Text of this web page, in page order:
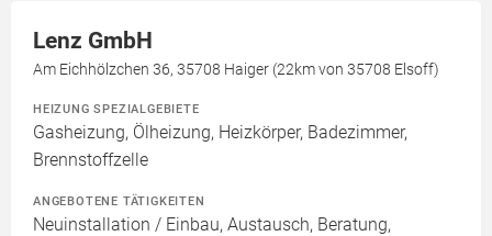
Lenz GmbH
Am Eichhölzchen 36, 35708 Haiger (22km von 35708 Elsoff)
HEIZUNG SPEZIALGEBIETE
Gasheizung, Ölheizung, Heizkörper, Badezimmer,
Brennstoffzelle
ANGEBOTENE TÄTIGKEITEN
Neuinstallation / Einbau, Austausch, Beratung,